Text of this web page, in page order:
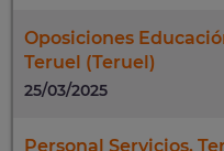
Oposiciones
Teruel (Teruel)
25/03/2025
Personal Servicios,